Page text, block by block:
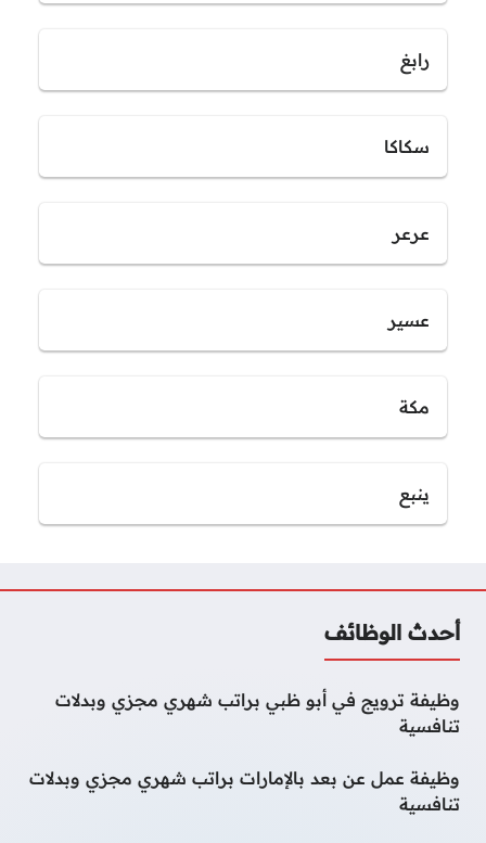
رابغ
سكاكا
عرعر
عسير
مكة
ينبع
أحدث الوظائف
وظيفة ترويج في أبو ظبي براتب شهري مجزي وبدلات
تنافسية
وظيفة عمل عن بعد بالإمارات براتب شهري مجزي وبدلات
تنافسية